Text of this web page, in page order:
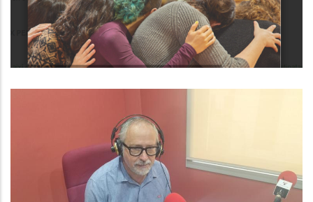
NOVA EDICIÓ DEL BAIX PENEDÈS AL
DIA!